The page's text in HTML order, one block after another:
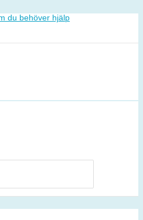
du behöver hjälp